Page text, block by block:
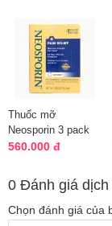
Thuốc mỡ
Neosporin 3 pack
chống nhiễm trùng,
560.000 đ
0 Đánh giá dịch
Chọn đánh giá của